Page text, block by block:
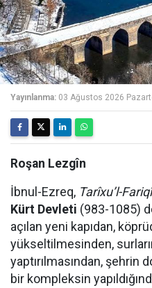
Yayınlanma: 03 Ağustos 2026
Roşan Lezgîn
İbnul-Ezreq, Tarîxu’l-Fariqî
Kürt Devleti (983-1085)
açılan yeni kapıdan,
yükseltilmesinden,
yaptırılmasından, şehrin
bir kompleksin